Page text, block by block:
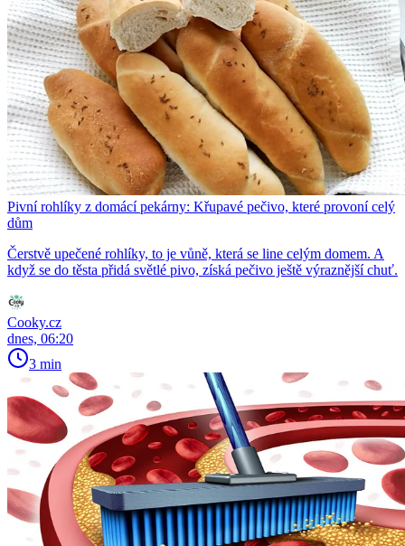
Pivní rohlíky z domácí pekárny: Křupavé pečivo, které provoní celý
dům
Čerstvě upečené rohlíky, to je vůně, která se line celým domem. A
když se do těsta přidá světlé pivo, získá pečivo ještě výraznější chuť.
Cooky.cz
dnes, 06:20
3 min